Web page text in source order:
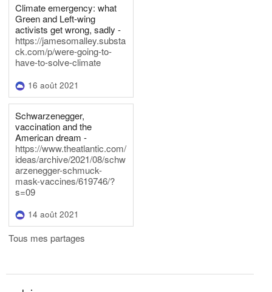
Climate emergency: what
Green and Left-wing
activists get wrong, sadly -
https://jamesomalley.substa
ck.com/p/were-going-to-
have-to-solve-climate
16 août 2021
Schwarzenegger,
vaccination and the
American dream -
https://www.theatlantic.com/
ideas/archive/2021/08/schw
arzenegger-schmuck-
mask-vaccines/619746/?
s=09
14 août 2021
Tous mes partages